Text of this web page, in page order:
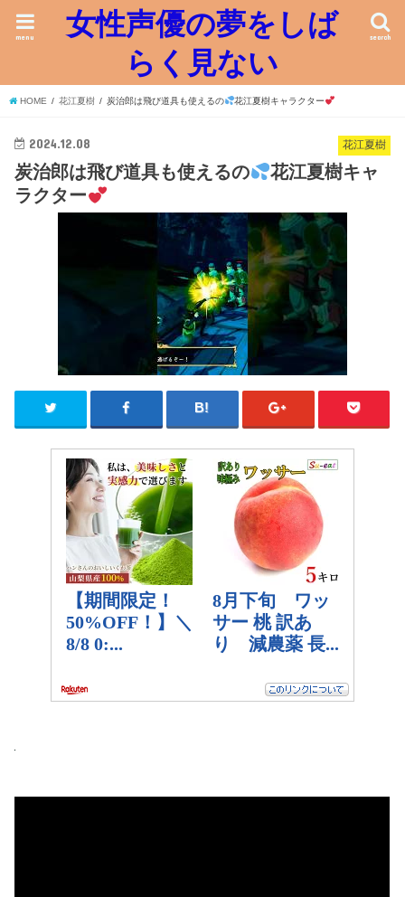
女性声優の夢をしば
らく見ない
search
menu
HOME 花江夏樹 炭治郎は飛び道具も使えるの 花江夏樹キャラクター
花江夏樹
2024.12.08
炭治郎は飛び道具も使えるの
花江夏樹キャ
ラクター